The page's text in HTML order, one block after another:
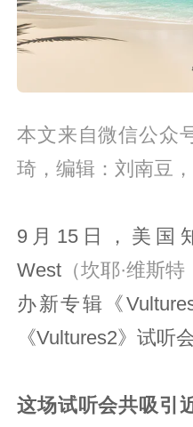
本文来自微信公众
琦，编辑：刘南豆
9月15日，美国
West （坎耶·维斯
办新专辑《
《Vultures2》试听
这场试听会共吸引